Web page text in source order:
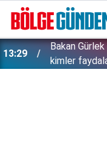
13:29
Bakan
kimler